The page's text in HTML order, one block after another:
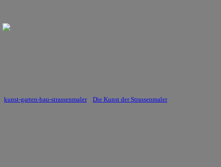
kunst-garten-bau-strassenmaler Die Kunst der Strassenmaler